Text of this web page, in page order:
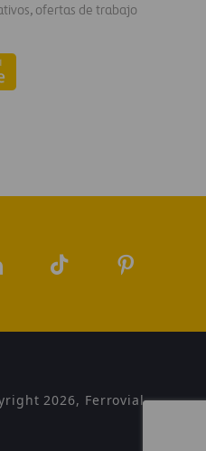
ofertas de trabajo
2026, Ferrovial